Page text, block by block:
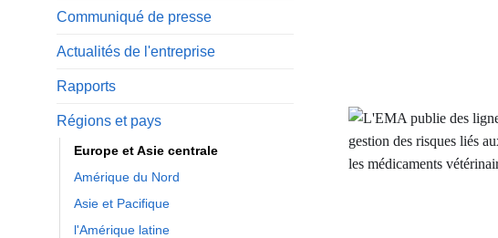
Communiqué de presse
Actualités de l'entreprise
Rapports
Régions et pays
Europe et Asie centrale
Amérique du Nord
Asie et Pacifique
l'Amérique latine